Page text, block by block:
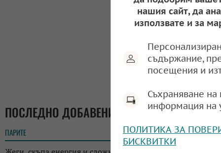
ПОСЛЕДНО ДОБАВЕНИ
ПАРИТЕ 18:05
нашия сайт, да
използвате и за
съдържание,
посещения и
Съхраняване
информация на
ПОЛИТИКА ЗА
БИСКВИТКИ